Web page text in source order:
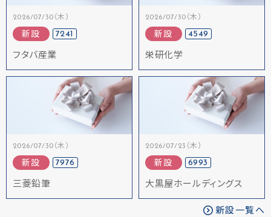
2026/07/30（木）
新設 7241
フタバ産業
2026/07/30（木）
新設 4549
栄研化学
2026/07/30（木）
新設 7976
三菱鉛筆
2026/07/23（木）
新設 6993
大黒屋ホールディングス
新設一覧へ